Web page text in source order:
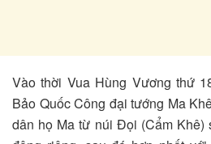
Vào thời Vua Hùng Vương thứ
Bảo Quốc Công đại tướng Ma
dân họ Ma từ núi Đọi (Cẩm Khê)